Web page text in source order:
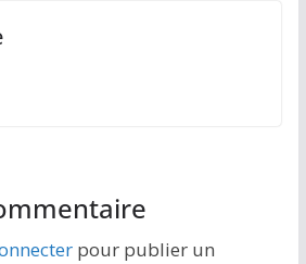
pour publier un